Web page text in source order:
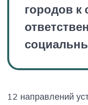
городов к
12 направлений